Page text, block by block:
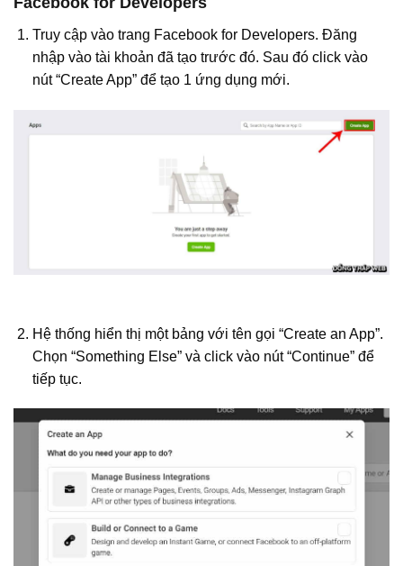
Truy cập vào trang Facebook for Developers. Đăng
nhập vào tài khoản đã tạo trước đó. Sau đó click vào
nút “Create App” để tạo 1 ứng dụng mới.
Hệ thống hiển thị một bảng với tên gọi “Create an App”.
Chọn “Something Else” và click vào nút “Continue” để
tiếp tục.